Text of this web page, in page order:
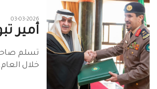
03-03-2026
أمير
تسلم
خلال